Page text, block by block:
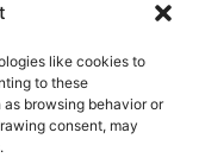
like cookies to
to these
browsing behavior or
consent, may